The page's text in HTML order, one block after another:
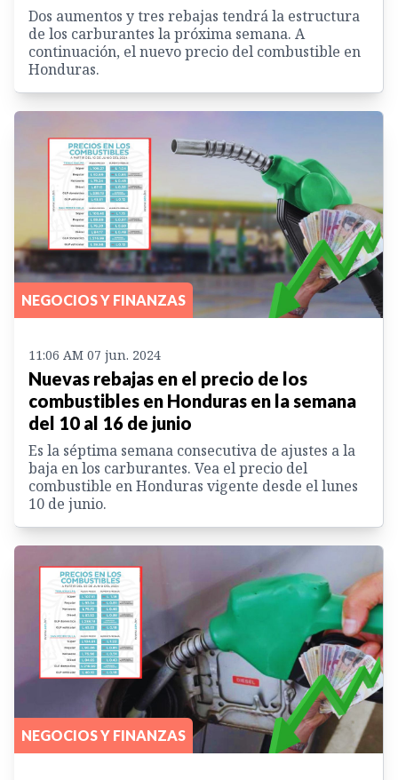
Dos aumentos y tres rebajas tendrá la estructura
de los carburantes la próxima semana. A
continuación, el nuevo precio del combustible en
Honduras.
NEGOCIOS Y FINANZAS
11:06 AM 07 jun. 2024
Nuevas rebajas en el precio de los
combustibles en Honduras en la semana
del 10 al 16 de junio
Es la séptima semana consecutiva de ajustes a la
baja en los carburantes. Vea el precio del
combustible en Honduras vigente desde el lunes
10 de junio.
NEGOCIOS Y FINANZAS